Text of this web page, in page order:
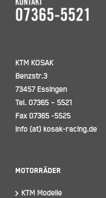
KTM KOSAK
Benzstr.3
73457 Essingen
Tel. 07365 – 5521
Fax 07365 -5525
info (at) kosak-racing.de
Motorräder
KTM Modelle